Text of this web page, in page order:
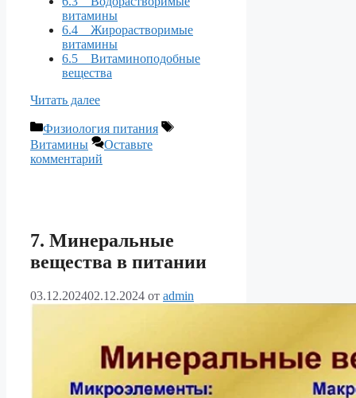
витамины
6.4 Жирорастворимые
витамины
6.5 Витаминоподобные
вещества
Читать далее
Рубрики
Физиология питания
Метки
Витамины
Оставьте
комментарий
7. Минеральные
вещества в питании
03.12.202402.12.2024 от admin